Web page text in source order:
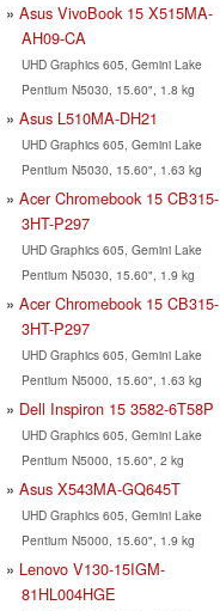
Asus VivoBook 15 X515MA-
AH09-CA
UHD Graphics 605, Gemini Lake
Pentium N5030, 15.60", 1.8 kg
Asus L510MA-DH21
UHD Graphics 605, Gemini Lake
Pentium N5030, 15.60", 1.63 kg
Acer Chromebook 15 CB315-
3HT-P297
UHD Graphics 605, Gemini Lake
Pentium N5030, 15.60", 1.9 kg
Acer Chromebook 15 CB315-
3HT-P297
UHD Graphics 605, Gemini Lake
Pentium N5000, 15.60", 1.63 kg
Dell Inspiron 15 3582-6T58P
UHD Graphics 605, Gemini Lake
Pentium N5000, 15.60", 2 kg
Asus X543MA-GQ645T
UHD Graphics 605, Gemini Lake
Pentium N5000, 15.60", 1.9 kg
Lenovo V130-15IGM-
81HL004HGE